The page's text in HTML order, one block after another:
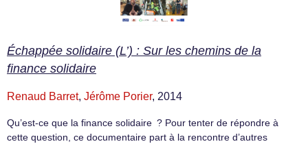
Échappée solidaire (L’) : Sur les chemins de la
finance solidaire
Renaud Barret, Jérôme Porier, 2014
Qu’est-ce que la finance solidaire ? Pour tenter de répondre à
cette question, ce documentaire part à la rencontre d’autres